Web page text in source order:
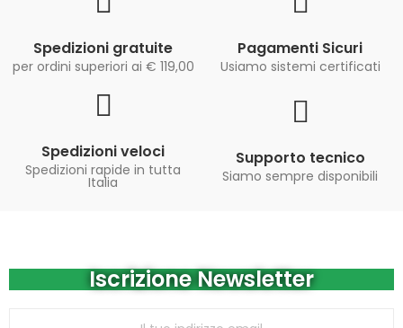
Spedizioni gratuite
per ordini superiori ai € 119,00
Pagamenti Sicuri
Usiamo sistemi certificati
Spedizioni veloci
Spedizioni rapide in tutta
Italia
Supporto tecnico
Siamo sempre disponibili
Iscrizione Newsletter